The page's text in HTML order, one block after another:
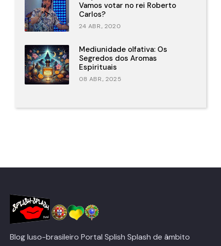
Vamos votar no rei Roberto
Carlos?
24 ABR., 2020
Mediunidade olfativa: Os
Segredos dos Aromas
Espirituais
08 ABR., 2025
Blog luso-brasileiro Portal Splish Splash de âmbito